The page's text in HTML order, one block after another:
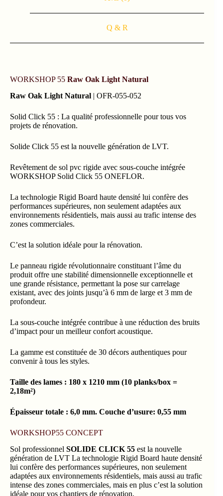
Q & R
WORKSHOP 55 Raw Oak Light Natural
Raw Oak Light Natural | OFR-055-052
Solid Click 55 : La qualité professionnelle pour tous vos
projets de rénovation.
Solide Click 55 est la nouvelle génération de LVT.
Revêtement de sol pvc rigide avec sous-couche intégrée
WORKSHOP Solid Click 55 ONEFLOR.
La technologie Rigid Board haute densité lui confère des
performances supérieures, non seulement adaptées aux
environnements résidentiels, mais aussi au trafic intense des
zones commerciales.
C’est la solution idéale pour la rénovation.
Le panneau rigide révolutionnaire constituant l’âme du
produit offre une stabilité dimensionnelle exceptionnelle et
une grande résistance, permettant la pose sur carrelage
existant, avec des joints jusqu’à 6 mm de large et 3 mm de
profondeur.
La sous-couche intégrée contribue à une réduction des bruits
d’impact pour un meilleur confort acoustique.
La gamme est constituée de 30 décors authentiques pour
convenir à tous les styles.
Taille des lames : 180 x 1210 mm (10 planks/box =
2,18m²)
Épaisseur totale : 6,0 mm. Couche d’usure: 0,55 mm
WORKSHOP55 CONCEPT
Sol professionnel SOLIDE CLICK 55 est la nouvelle
génération de LVT La technologie Rigid Board haute densité
lui confère des performances supérieures, non seulement
adaptées aux environnements résidentiels, mais aussi au trafic
intense des zones commerciales, mais en plus c’est la solution
idéale pour vos chantiers de rénovation.